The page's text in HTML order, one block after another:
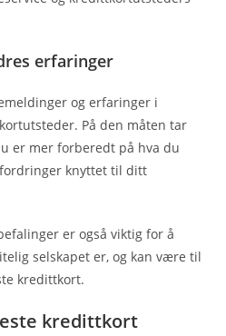
erfaringer
og erfaringer i
På den måten tar
er mer forberedt på hva du
knyttet til ditt
er også viktig for å
selskapet er, og kan være til
kredittkort.
kredittkort